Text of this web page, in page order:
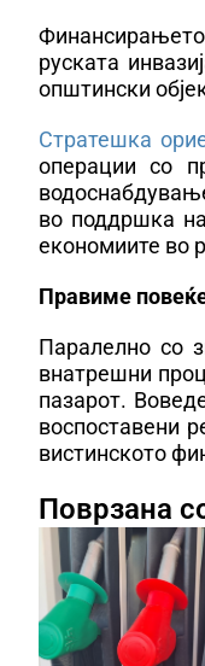
руската
општински
Стратешка
операции со
во поддршка
економиите во
Правиме
Паралелно со
внатрешни
пазарот.
воспоставени
вистинското
Поврзана